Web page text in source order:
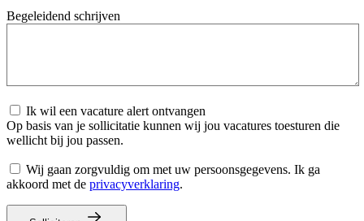
Begeleidend schrijven
Ik wil een vacature alert ontvangen
Op basis van je sollicitatie kunnen wij jou vacatures toesturen die
wellicht bij jou passen.
Wij gaan zorgvuldig om met uw persoonsgegevens. Ik ga
akkoord met de privacyverklaring.